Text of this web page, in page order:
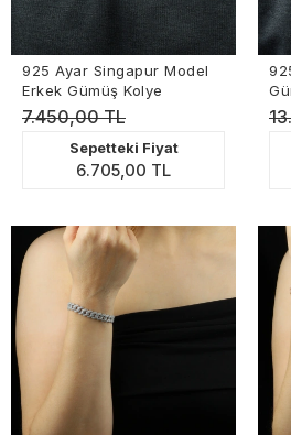
925 Ayar Singapur Model
Erkek Gümüş Kolye
7.450,00 TL
Sepetteki Fiyat
6.705,00 TL